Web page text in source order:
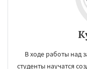
В ходе работы над
студенты научатся